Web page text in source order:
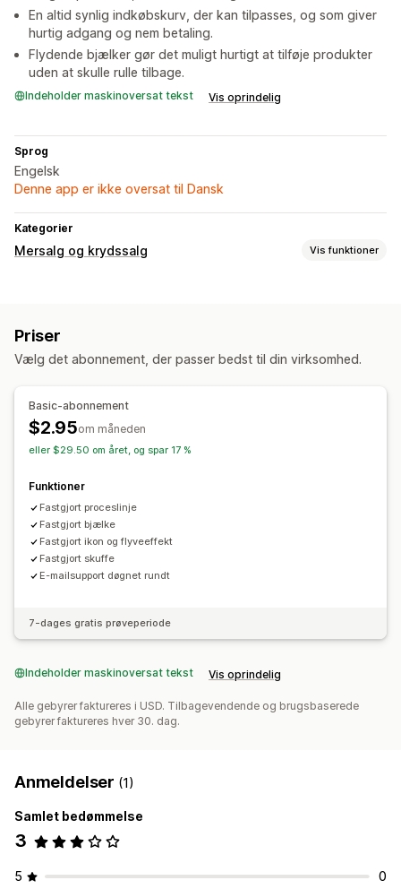
En altid synlig indkøbskurv, der kan tilpasses, og som giver
hurtig adgang og nem betaling.
Flydende bjælker gør det muligt hurtigt at tilføje produkter
uden at skulle rulle tilbage.
Indeholder maskinoversat tekst Vis oprindelig
Sprog
Engelsk
Denne app er ikke oversat til Dansk
Kategorier
Mersalg og krydssalg Vis funktioner
Priser
Vælg det abonnement, der passer bedst til din virksomhed.
Basic-abonnement
$2.95om måneden
eller $29.50 om året, og spar 17 %
Funktioner
Fastgjort proceslinje
Fastgjort bjælke
Fastgjort ikon og flyveeffekt
Fastgjort skuffe
E-mailsupport døgnet rundt
7-dages gratis prøveperiode
Indeholder maskinoversat tekst Vis oprindelig
Alle gebyrer faktureres i USD. Tilbagevendende og brugsbaserede
gebyrer faktureres hver 30. dag.
Anmeldelser (1)
Samlet bedømmelse
3
5 0